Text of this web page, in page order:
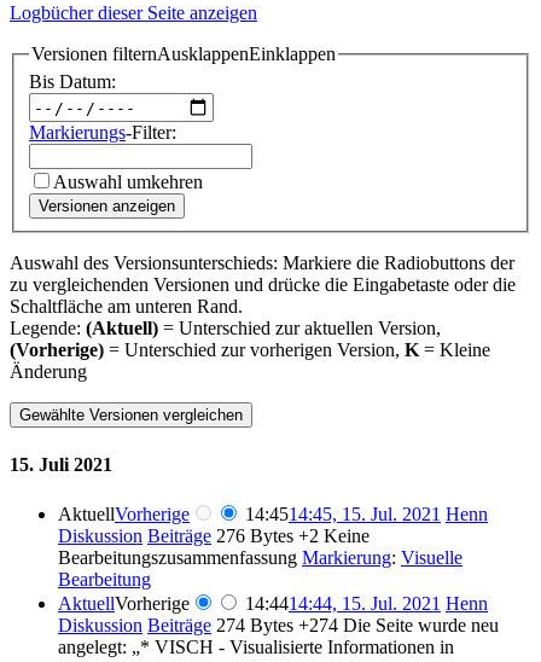
Logbücher dieser Seite anzeigen
Versionen filternAusklappenEinklappen
Bis Datum:
Markierungs-Filter:
Auswahl umkehren
Versionen anzeigen
Auswahl des Versionsunterschieds: Markiere die Radiobuttons der
zu vergleichenden Versionen und drücke die Eingabetaste oder die
Schaltfläche am unteren Rand.
Legende: (Aktuell) = Unterschied zur aktuellen Version,
(Vorherige) = Unterschied zur vorherigen Version, K = Kleine
Änderung
15. Juli 2021
AktuellVorherige 14:4514:45, 15. Jul. 2021 Henn
Diskussion Beiträge 276 Bytes +2 Keine
Bearbeitungszusammenfassung Markierung: Visuelle
Bearbeitung
AktuellVorherige 14:4414:44, 15. Jul. 2021 Henn
Diskussion Beiträge 274 Bytes +274 Die Seite wurde neu
angelegt: „* VISCH - Visualisierte Informationen in